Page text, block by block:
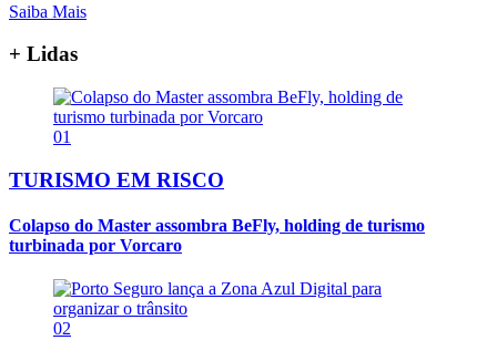
Saiba Mais
+ Lidas
01
TURISMO EM RISCO
Colapso do Master assombra BeFly, holding de turismo
turbinada por Vorcaro
02